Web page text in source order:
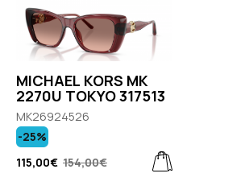
MICHAEL KORS MK
2270U TOKYO 317513
MK26924526
115,00€ 154,00€
-25%